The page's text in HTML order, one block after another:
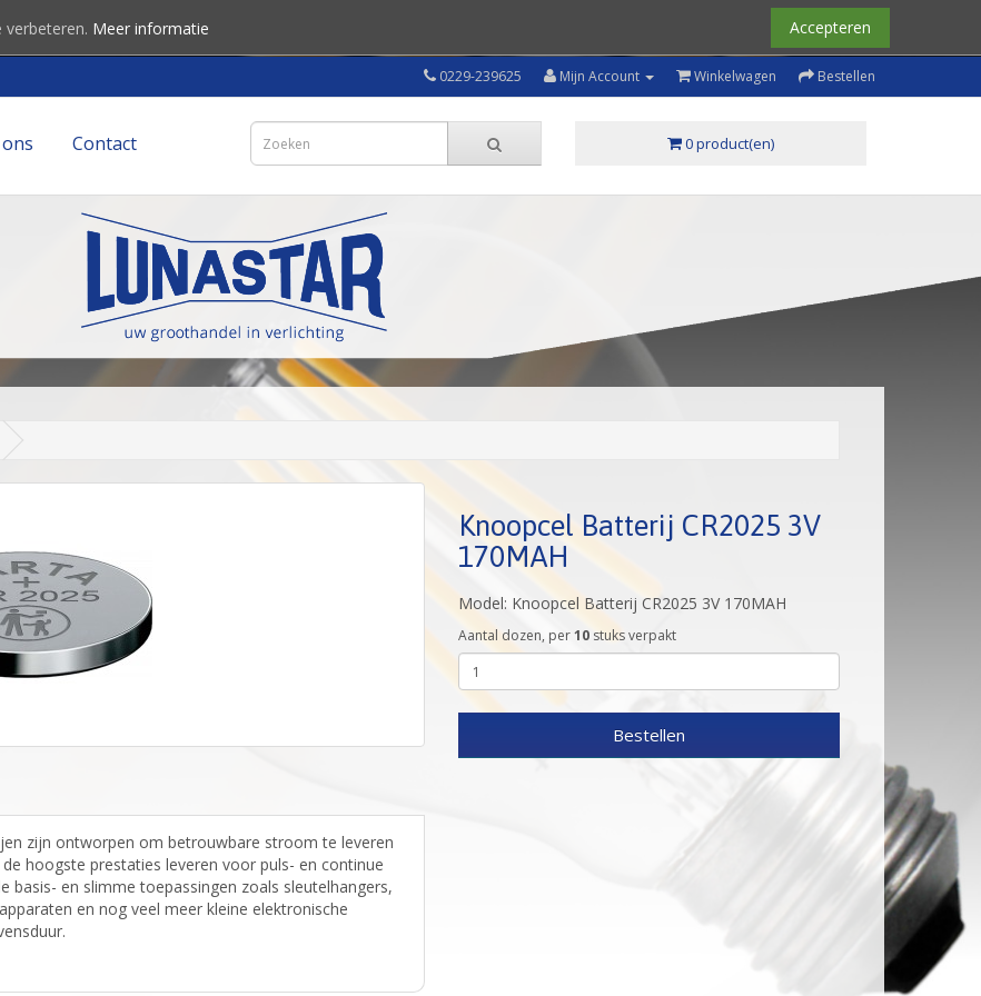
Accepteren
Meer informatie
0229-239625 Mijn Account Winkelwagen Bestellen
Contact 0 product(en)
zijn ontworpen om betrouwbare stroom te leveren
hoogste prestaties leveren voor puls- en continue
basis- en slimme toepassingen zoals sleutelhangers,
en nog veel meer kleine elektronische
Knoopcel Batterij CR2025 3V
170MAH
Model: Knoopcel Batterij CR2025 3V 170MAH
Aantal dozen, per10stuks verpakt
Bestellen